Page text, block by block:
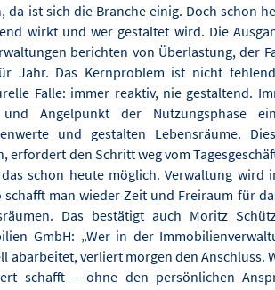
da ist sich die Branche einig. Doch schon
wirkt und wer gestaltet wird. Die
berichten von Überlastung, der
Jahr. Das Kernproblem ist nicht
Falle: immer reaktiv, nie gestaltend.
Angelpunkt der Nutzungsphase
und gestalten Lebensräume.
erfordert den Schritt weg vom
schon heute möglich. Verwaltung wird
schafft man wieder Zeit und Freiraum für
Das bestätigt auch Moritz
GmbH: „Wer in der
abarbeitet, verliert morgen den Anschluss.
schafft – ohne den persönlichen